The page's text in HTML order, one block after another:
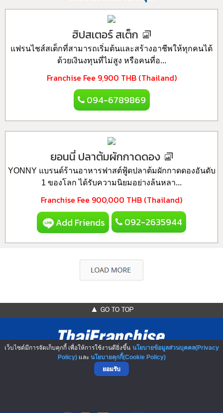
ฮิปสเตอร์ สเต็ก
แฟรนไชส์สเต็กที่สามารถเริ่มต้นและสร้างอาชีพให้ทุกคนได้
ด้วยเงินงทุนที่ไม่สูง หรือคนที่อ...
Franchise Fee 9,900 THB (Thailand)
094-6789869
ยอนนี่ ปลาต้มผักกาดดอง
YONNY แบรนด์ร้านอาหารฟาสต์ฟู้ดปลาต้มผักกาดดองอันดับ
1 ของโลก ได้รับความนิยมอย่างล้นหลา...
Franchise Fee 900,000 THB (Thailand)
Add Friends 092-2635944
▲ GO TO TOP
เว็บไซต์มีการจัดเก็บคุกกี้ เพื่อให้การใช้งานดียิ่งขึ้น นโยบายข้อมูลส่วนบุคคล(Privacy
Policy)และ นโยบายคุกกี้(Cookie Policy)
ยอมรับ